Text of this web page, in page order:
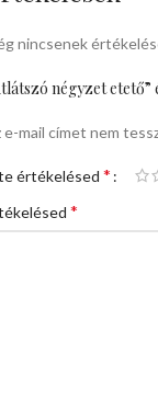
nincsenek
négyzet etető”
e-mail címet nem
értékelésed *
*